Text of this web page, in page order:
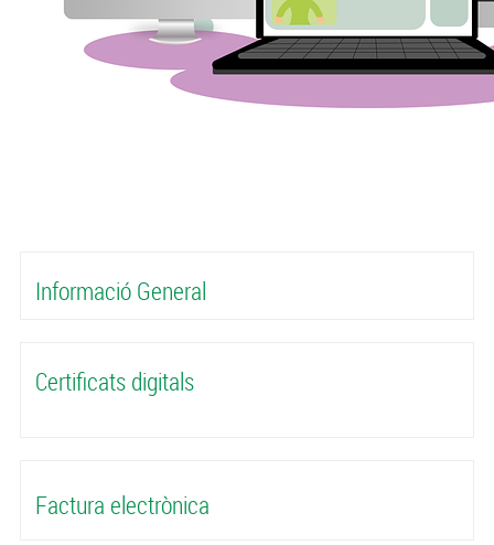
Informació General
Certificats digitals
Factura electrònica